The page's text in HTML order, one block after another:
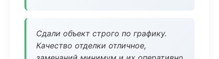
Сдали объект строго по графику.
Качество отделки отличное,